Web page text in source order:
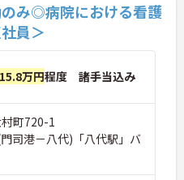
のみ◎病院における看護
員＞
万円程度 諸手当込み
町720-1
司港－八代)「八代駅」バ